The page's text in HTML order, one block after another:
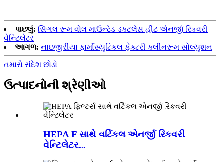
પાછલું: સિંગલ રૂમ વોલ માઉન્ટેડ ડક્ટલેસ હીટ એનર્જી રિકવરી
વેન્ટિલેટર
આગળ: નાઇજીરીયા ફાર્માસ્યુટિકલ ફેક્ટરી ક્લીનરૂમ સોલ્યુશન
તમારો સંદેશ છોડો
ઉત્પાદનોની શ્રેણીઓ
HEPA F સાથે વર્ટિકલ એનર્જી રિકવરી
વેન્ટિલેટર...